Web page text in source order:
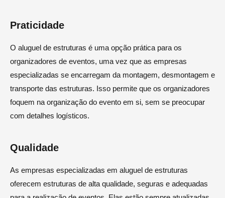
Praticidade
O aluguel de estruturas é uma opção prática para os
organizadores de eventos, uma vez que as empresas
especializadas se encarregam da montagem, desmontagem e
transporte das estruturas. Isso permite que os organizadores
foquem na organização do evento em si, sem se preocupar
com detalhes logísticos.
Qualidade
As empresas especializadas em aluguel de estruturas
oferecem estruturas de alta qualidade, seguras e adequadas